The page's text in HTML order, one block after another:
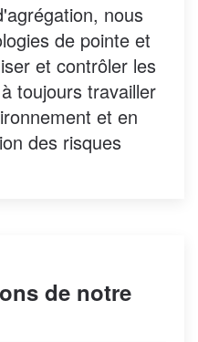
nous
de pointe et
et contrôler les
toujours travailler
et en
des risques
de notre